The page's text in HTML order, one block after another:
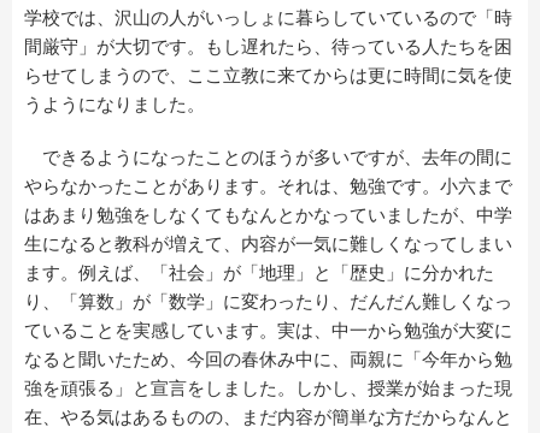
学校では、沢山の人がいっしょに暮らしていているので「時
間厳守」が大切です。もし遅れたら、待っている人たちを困
らせてしまうので、ここ立教に来てからは更に時間に気を使
うようになりました。
できるようになったことのほうが多いですが、去年の間に
やらなかったことがあります。それは、勉強です。小六まで
はあまり勉強をしなくてもなんとかなっていましたが、中学
生になると教科が増えて、内容が一気に難しくなってしまい
ます。例えば、「社会」が「地理」と「歴史」に分かれた
り、「算数」が「数学」に変わったり、だんだん難しくなっ
ていることを実感しています。実は、中一から勉強が大変に
なると聞いたため、今回の春休み中に、両親に「今年から勉
強を頑張る」と宣言をしました。しかし、授業が始まった現
在、やる気はあるものの、まだ内容が簡単な方だからなんと